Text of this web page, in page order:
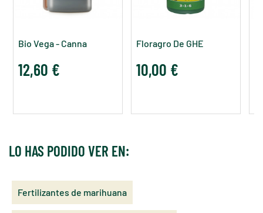
Bio Vega - Canna
12,60 €
Floragro De GHE
10,00 €
LO HAS PODIDO VER EN:
Fertilizantes de marihuana